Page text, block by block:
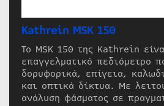
Kathrein MSK 150
Το MSK 150 της Kathrein
επαγγελματικό πεδιόμετρο
δορυφορικά, επίγεια,
και οπτικά δίκτυα. Με
ανάλυση φάσματος σε